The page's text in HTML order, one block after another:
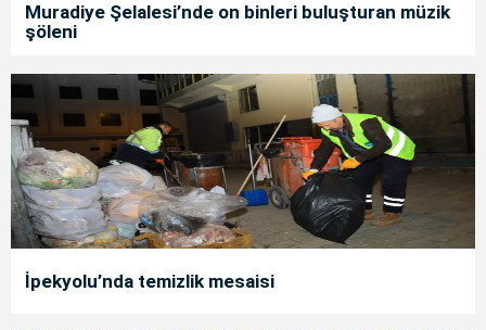
Muradiye Şelalesi’nde on binleri buluşturan müzik
şöleni
İpekyolu’nda temizlik mesaisi